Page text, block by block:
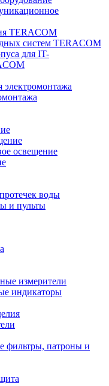
TERACOM
систем TERACOM
для IT-
электромонтажа
освещение
воды
и пульты
измерители
индикаторы
фильтры, патроны и